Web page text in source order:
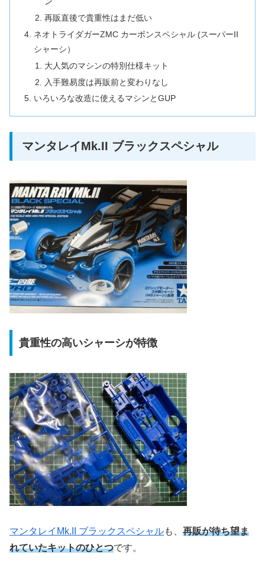
再販直後で貴重性はまだ低い
ネオトライダガーZMC カーボンスペシャル (スーパーII
シャーシ）
大人気のマシンの特別仕様キット
入手難易度は再販前と変わりなし
いろいろな改造に使えるマシンとGUP
マンタレイMk.II ブラックスペシャル
貴重性の高いシャーシが特徴
マンタレイMk.II ブラックスペシャルも、 再販が待ち望ま
れていたキットのひとつです。